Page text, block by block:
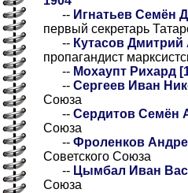
-- Игнатьев Семён
первый секретарь
-- Кутасов Дмитрий
пропагандист
-- Мохаупт Рихард
-- Сергеев Иван
Союза
-- Сердитов Семён
Союза
-- Фроленков
Советского Союза
-- Цымбал Иван
Союза